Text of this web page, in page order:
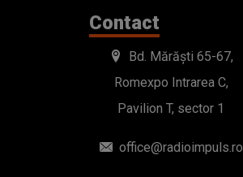
Contact
Bd. Mărăști 65-67,
Romexpo Intrarea C,
Pavilion T, sector 1
office@radioimpuls.ro